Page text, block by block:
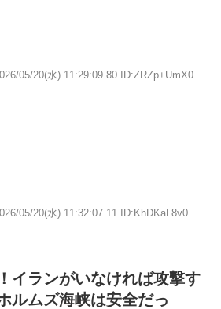
05/20(水) 11:29:09.80 ID:ZRZp+UmX0
05/20(水) 11:32:07.11 ID:KhDKaL8v0
イランがいなければ攻撃す
ルムズ海峡は安全だっ